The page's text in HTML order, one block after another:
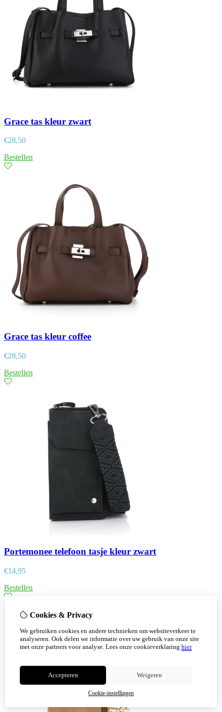
Grace tas kleur zwart
€28,50
Bestellen
Grace tas kleur coffee
€28,50
Bestellen
Portemonee telefoon tasje kleur zwart
€14,95
Bestellen
Cookies & Privacy
We gebruiken cookies en andere technieken om websiteverkeer te
analyseren. Ook delen we informatie over uw gebruik van onze site
met onze partners voor analyse. Lees onze cookieverklaring hier
Accepteren Weigeren
Cookie-instellingen